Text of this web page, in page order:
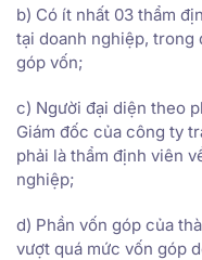
b) Có ít nhất 03 thẩm
tại doanh nghiệp, trong
góp vốn;
c) Người đại diện theo
Giám đốc của công ty
phải là thẩm định viên
nghiệp;
d) Phần vốn góp của
vượt quá mức vốn góp